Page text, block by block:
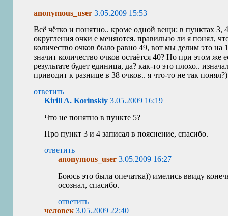
anonymous_user3.05.2009 15:53
Всё чётко и понятно.. кроме одной вещи: в пунктах 3,
округления очки е меняются. правильно ли я понял,
количество очков было равно 49, вот мы делим это
значит количество очков остаётся 40? Но при этом
результате будет единица, да? как-то это плохо..
приводит к разнице в 38 очков.. я что-то не так понял?)
ответить
Kirill A. Korinskiy 3.05.2009 16:19
Что не понятно в пункте 5?
Про пункт 3 и 4 записал в пояснение, спасибо.
ответить
anonymous_user3.05.2009 16:27
Боюсь это была опечатка)) имелись ввиду
осознал, спасибо.
ответить
человек3.05.2009 22:40